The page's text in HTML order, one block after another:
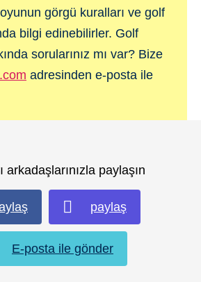
görgü kuralları ve golf
bilgi edinebilirler. Golf
sorularınız mı var? Bize
adresinden e-posta ile
arkadaşlarınızla paylaşın
paylaş
E-posta ile gönder